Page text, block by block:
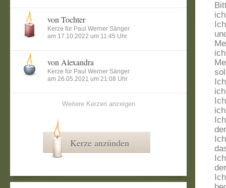
von Tochter
Kerze für Paul Werner Sänger
am 17.10.2022 um 11:45 Uhr
von Alexandra
Kerze für Paul Werner Sänger
am 26.05.2021 um 21:08 Uhr
Weitere Kerzen anzeigen
Kerze anzünden